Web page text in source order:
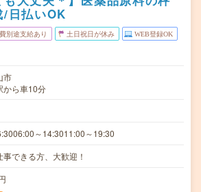
/日払いOK
別途支給あり 土日祝日が休み WEB登録OK
市
から車10分
～14:3011:00～19:30
できる方、大歓迎！